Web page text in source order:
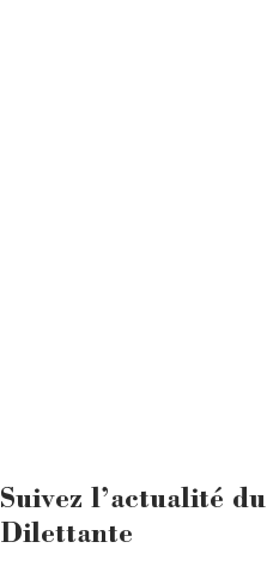
Suivez l’actualité du
Dilettante